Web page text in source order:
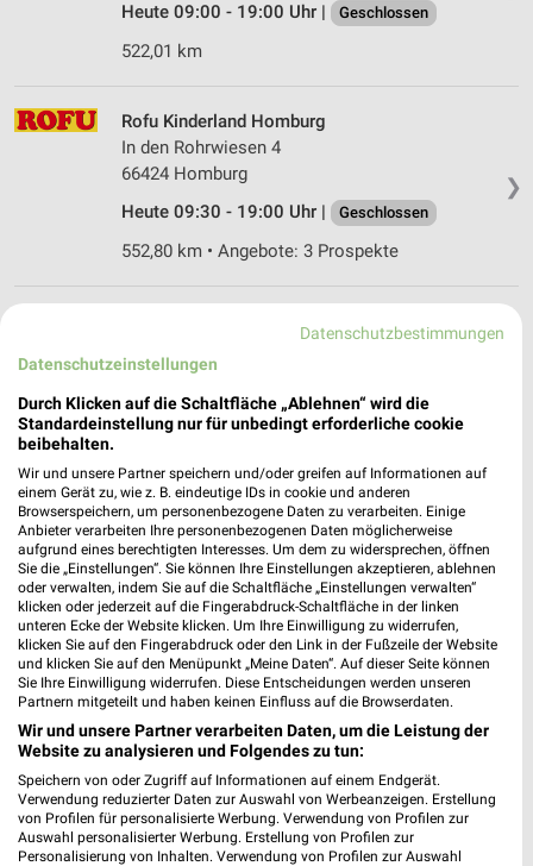
Heute 09:00 - 19:00 Uhr |
Geschlossen
522,01 km
❯
Rofu Kinderland Homburg
In den Rohrwiesen 4
66424 Homburg
Heute 09:30 - 19:00 Uhr |
Geschlossen
552,80 km • Angebote: 3 Prospekte
66424 Homburg
Heute 09:00 - 19:00 Uhr | Geschlossen
Ernsting's family Kirn
Kallenfelser Straße 34
55606 Kirn
Heute 09:00 - 20:00 Uhr | Geschlossen
513,85 km
Ernsting's family Rockenhausen
Luitpoldstraße 7
67806 Rockenhausen
Heute 09:00 - 18:00 Uhr | Geschlossen
505,30 km
Datenschutzbestimmungen
Datenschutzeinstellungen
Durch Klicken auf die Schaltfläche „Ablehnen“ wird die
Standardeinstellung nur für unbedingt erforderliche cookie
beibehalten.
Wir und unsere Partner speichern und/oder greifen auf Informationen auf
einem Gerät zu, wie z. B. eindeutige IDs in cookie und anderen
Browserspeichern, um personenbezogene Daten zu verarbeiten. Einige
Anbieter verarbeiten Ihre personenbezogenen Daten möglicherweise
aufgrund eines berechtigten Interesses. Um dem zu widersprechen, öffnen
Sie die „Einstellungen“. Sie können Ihre Einstellungen akzeptieren, ablehnen
oder verwalten, indem Sie auf die Schaltfläche „Einstellungen verwalten“
klicken oder jederzeit auf die Fingerabdruck-Schaltfläche in der linken
unteren Ecke der Website klicken. Um Ihre Einwilligung zu widerrufen,
klicken Sie auf den Fingerabdruck oder den Link in der Fußzeile der Website
und klicken Sie auf den Menüpunkt „Meine Daten“. Auf dieser Seite können
Sie Ihre Einwilligung widerrufen. Diese Entscheidungen werden unseren
Partnern mitgeteilt und haben keinen Einfluss auf die Browserdaten.
Wir und unsere Partner verarbeiten Daten, um die Leistung der
Website zu analysieren und Folgendes zu tun:
Speichern von oder Zugriff auf Informationen auf einem Endgerät.
Verwendung reduzierter Daten zur Auswahl von Werbeanzeigen. Erstellung
von Profilen für personalisierte Werbung. Verwendung von Profilen zur
Auswahl personalisierter Werbung. Erstellung von Profilen zur
Personalisierung von Inhalten. Verwendung von Profilen zur Auswahl